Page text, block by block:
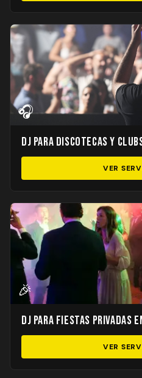
🎧
DJ para Discotecas y
VER
🎉
DJ para Fiestas Privadas
VER